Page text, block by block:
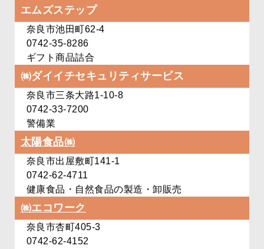
エムズステップ
奈良市池田町62-4
0742-35-8286
ギフト商品詰合
㈱ダイイチセキュリティサービス
奈良市三条大路1-10-8
0742-33-7200
警備業
太陽食品㈱
奈良市出屋敷町141-1
0742-62-4711
健康食品・自然食品の製造・卸販売
㈱エコワーク
奈良市杏町405-3
0742-62-4152